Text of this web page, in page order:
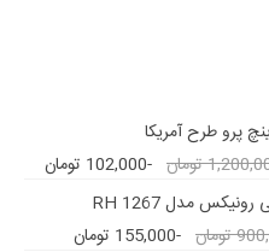
تومان
-102,000 تومان
تومان
-155,000 تومان